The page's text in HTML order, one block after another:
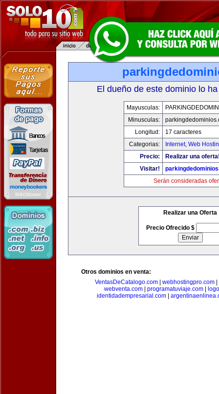
El dueño de este dominio lo
Mayusculas:
Minusculas:
Longitud:
17 caracteres
Categorias:
Internet, Web
Precio:
Realizar una
Visitar!
Serán consideradas
Realizar una Oferta
Precio Ofrecido $
Otros dominios en venta:
VentasDeCatalogo.com| webhostingpro.com|
webventa.com
programatuviaje.com
identidadempresarial.com